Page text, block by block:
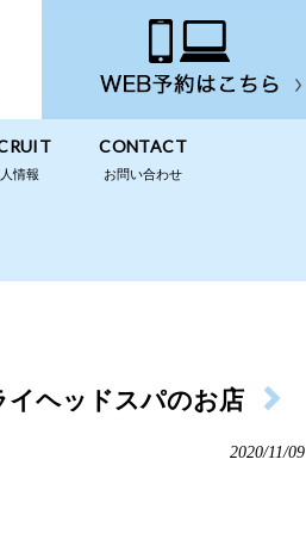
情報
CONTACT
お問い合わせ
イヘッドスパのお店
2020/11/09